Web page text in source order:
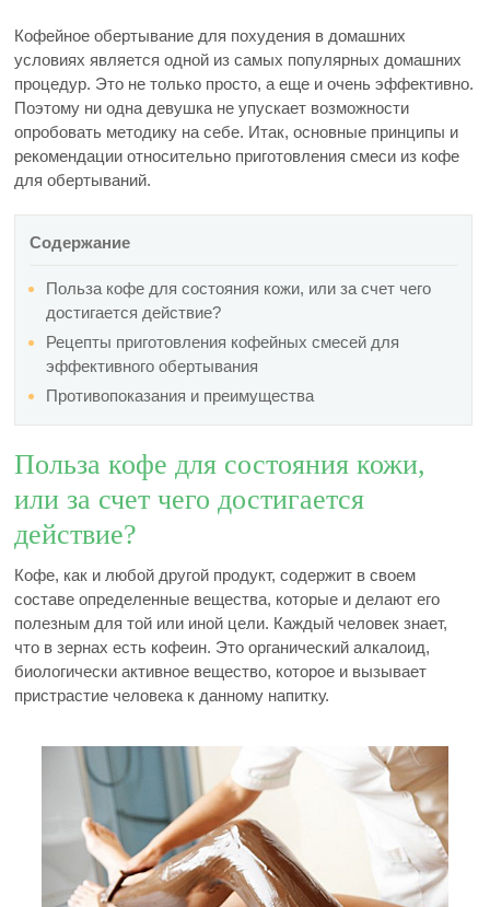
Кофейное обертывание для похудения в домашних
условиях является одной из самых популярных домашних
процедур. Это не только просто, а еще и очень эффективно.
Поэтому ни одна девушка не упускает возможности
опробовать методику на себе. Итак, основные принципы и
рекомендации относительно приготовления смеси из кофе
для обертываний.
Содержание
Польза кофе для состояния кожи, или за счет чего
достигается действие?
Рецепты приготовления кофейных смесей для
эффективного обертывания
Противопоказания и преимущества
Польза кофе для состояния кожи,
или за счет чего достигается
действие?
Кофе, как и любой другой продукт, содержит в своем
составе определенные вещества, которые и делают его
полезным для той или иной цели. Каждый человек знает,
что в зернах есть кофеин. Это органический алкалоид,
биологически активное вещество, которое и вызывает
пристрастие человека к данному напитку.